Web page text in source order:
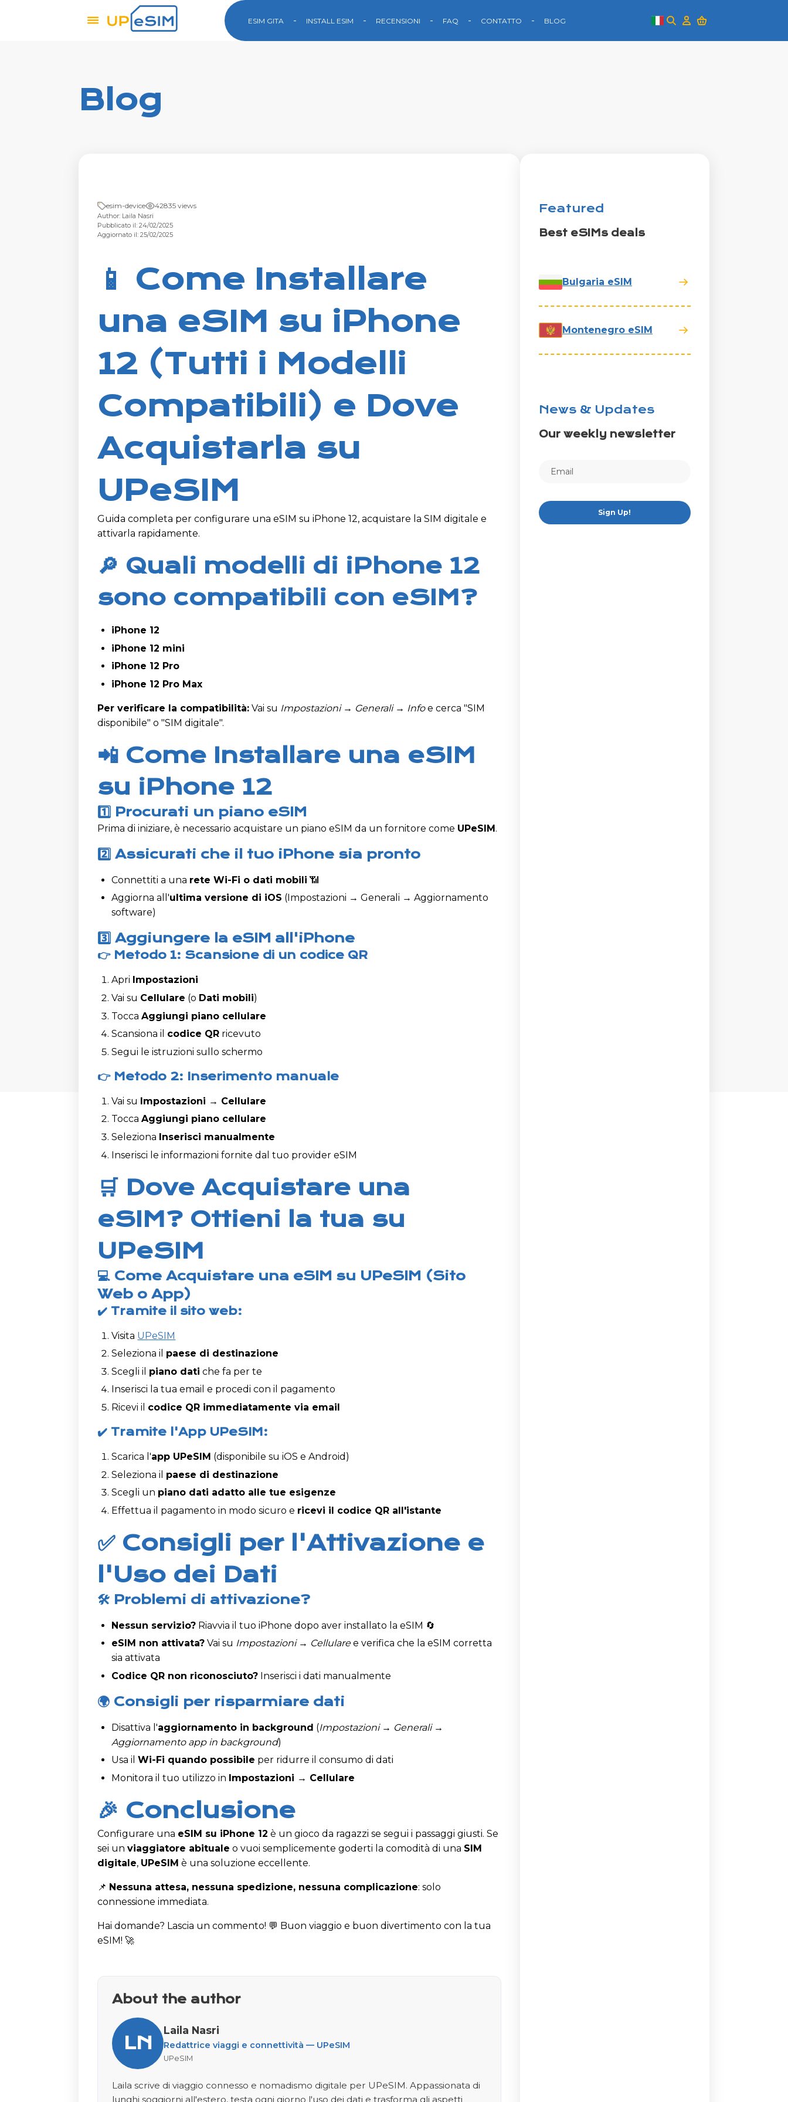
ESIM GITA INSTALL ESIM RECENSIONI FAQ CONTATTO BLOG
Blog
esim-device 42835 views
Author: Laila Nasri
Pubblicato il: 24/02/2025
Aggiornato il: 25/02/2025
📱 Come Installare
una eSIM su iPhone
12 (Tutti i Modelli
Compatibili) e Dove
Acquistarla su
UPeSIM
Guida completa per configurare una eSIM su iPhone 12, acquistare la SIM digitale e
attivarla rapidamente.
🔎 Quali modelli di iPhone 12
sono compatibili con eSIM?
iPhone 12
iPhone 12 mini
iPhone 12 Pro
iPhone 12 Pro Max
Per verificare la compatibilità: Vai su Impostazioni → Generali → Infoe cerca "SIM
disponibile" o "SIM digitale".
📲 Come Installare una eSIM
su iPhone 12
1️⃣ Procurati un piano eSIM
Prima di iniziare, è necessario acquistare un piano eSIM da un fornitore come UPeSIM.
2️⃣ Assicurati che il tuo iPhone sia pronto
Connettiti a una rete Wi-Fi o dati mobili 📶
Aggiorna all'ultima versione di iOS (Impostazioni → Generali → Aggiornamento
software)
3️⃣ Aggiungere la eSIM all'iPhone
👉 Metodo 1: Scansione di un codice QR
Apri Impostazioni
Vai su Cellulare (o Dati mobili)
ToccaAggiungi piano cellulare
Scansiona il codice QR ricevuto
Segui le istruzioni sullo schermo
👉 Metodo 2: Inserimento manuale
Vai su Impostazioni → Cellulare
ToccaAggiungi piano cellulare
Seleziona Inserisci manualmente
Inserisci le informazioni fornite dal tuo provider eSIM
🛒 Dove Acquistare una
eSIM? Ottieni la tua su
UPeSIM
💻 Come Acquistare una eSIM su UPeSIM (Sito
Web o App)
✔️ Tramite il sito web:
Visita UPeSIM
Seleziona il paese di destinazione
Scegli il piano dati che fa per te
Inserisci la tua email e procedi con il pagamento
Ricevi il codice QR immediatamente via email
✔️ Tramite l'App UPeSIM:
Scarica l'app UPeSIM (disponibile su iOS e Android)
Seleziona il paese di destinazione
Scegli un piano dati adatto alle tue esigenze
Effettua il pagamento in modo sicuro e ricevi il codice QR all'istante
✅ Consigli per l'Attivazione e
l'Uso dei Dati
🛠 Problemi di attivazione?
Nessun servizio? Riavvia il tuo iPhone dopo aver installato la eSIM 🔄
eSIM non attivata? Vai su Impostazioni → Cellularee verifica che la eSIM corretta
sia attivata
Codice QR non riconosciuto? Inserisci i dati manualmente
🌍 Consigli per risparmiare dati
Disattiva l'aggiornamento in background (Impostazioni → Generali →
Aggiornamento app in background)
Usa ilWi-Fi quando possibile per ridurre il consumo di dati
Monitora il tuo utilizzo in Impostazioni → Cellulare
🎉 Conclusione
Configurare una eSIM su iPhone 12 è un gioco da ragazzi se segui i passaggi giusti. Se
sei unviaggiatore abituale o vuoi semplicemente goderti la comodità di una SIM
digitale, UPeSIM è una soluzione eccellente.
📌 Nessuna attesa, nessuna spedizione, nessuna complicazione: solo
connessione immediata.
Hai domande? Lascia un commento! 💬 Buon viaggio e buon divertimento con la tua
eSIM! 🚀
About the author
LN
Laila Nasri
Redattrice viaggi e connettività — UPeSIM
UPeSIM
Laila scrive di viaggio connesso e nomadismo digitale per UPeSIM. Appassionata di
lunghi soggiorni all'estero, testa ogni giorno l'uso dei dati e trasforma gli aspetti
Featured
Best eSIMs deals
Bulgaria eSIM
Montenegro eSIM
News & Updates
Our weekly newsletter
Sign Up!